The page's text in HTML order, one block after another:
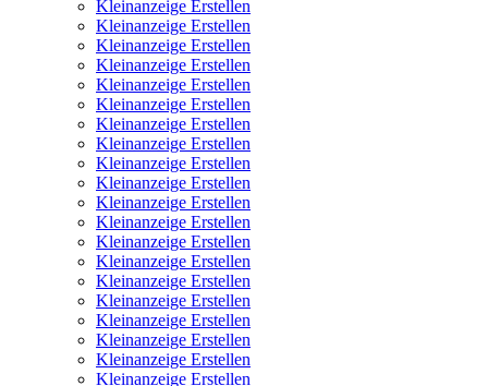
Kleinanzeige Erstellen
Kleinanzeige Erstellen
Kleinanzeige Erstellen
Kleinanzeige Erstellen
Kleinanzeige Erstellen
Kleinanzeige Erstellen
Kleinanzeige Erstellen
Kleinanzeige Erstellen
Kleinanzeige Erstellen
Kleinanzeige Erstellen
Kleinanzeige Erstellen
Kleinanzeige Erstellen
Kleinanzeige Erstellen
Kleinanzeige Erstellen
Kleinanzeige Erstellen
Kleinanzeige Erstellen
Kleinanzeige Erstellen
Kleinanzeige Erstellen
Kleinanzeige Erstellen
Kleinanzeige Erstellen